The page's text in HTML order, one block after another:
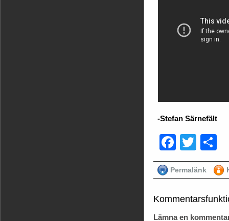
-Stefan Särnefält
Permalänk
Lämna en